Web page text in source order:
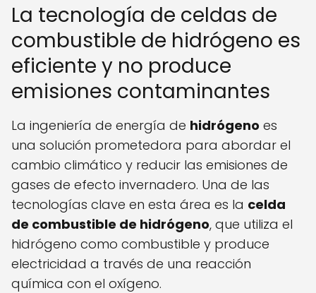
La tecnología de celdas de
combustible de hidrógeno es
eficiente y no produce
emisiones contaminantes
La ingeniería de energía de hidrógeno es
una solución prometedora para abordar el
cambio climático y reducir las emisiones de
gases de efecto invernadero. Una de las
tecnologías clave en esta área es la celda
de combustible de hidrógeno, que utiliza el
hidrógeno como combustible y produce
electricidad a través de una reacción
química con el oxígeno.